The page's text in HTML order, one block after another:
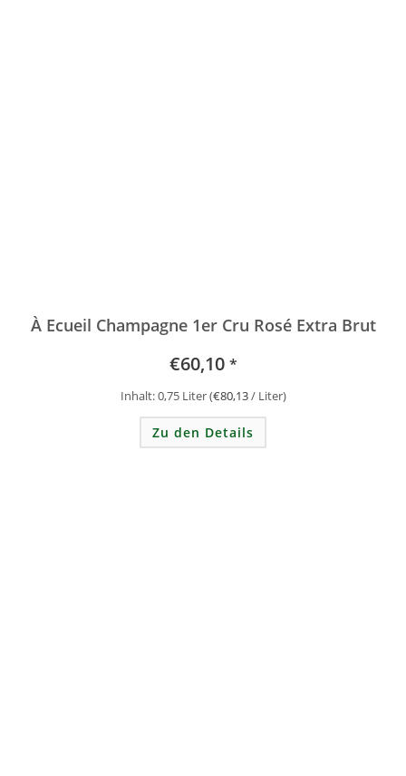
À Ecueil Champagne 1er Cru Rosé Extra Brut
€60,10 *
Inhalt: 0,75 Liter(€80,13/ Liter)
Zu den Details